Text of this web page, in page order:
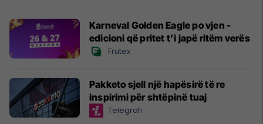
Karneval Golden Eagle po vjen -
edicioni që pritet t’i japë ritëm verës
Frutex
Pakketo sjell një hapësirë të re
inspirimi për shtëpinë tuaj
Telegrafi